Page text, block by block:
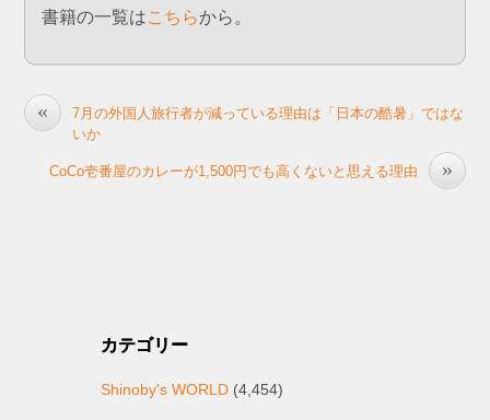
書籍の一覧はこちらから。
«
7月の外国人旅行者が減っている理由は「日本の酷暑」ではな
いか
»
CoCo壱番屋のカレーが1,500円でも高くないと思える理由
カテゴリー
Shinoby's WORLD(4,454)